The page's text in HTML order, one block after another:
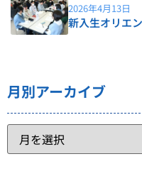
2026年4月13日
新入生オリエ
月別アーカイブ